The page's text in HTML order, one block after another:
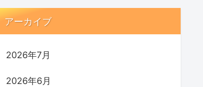
アーカイブ
2026年7月
2026年6月